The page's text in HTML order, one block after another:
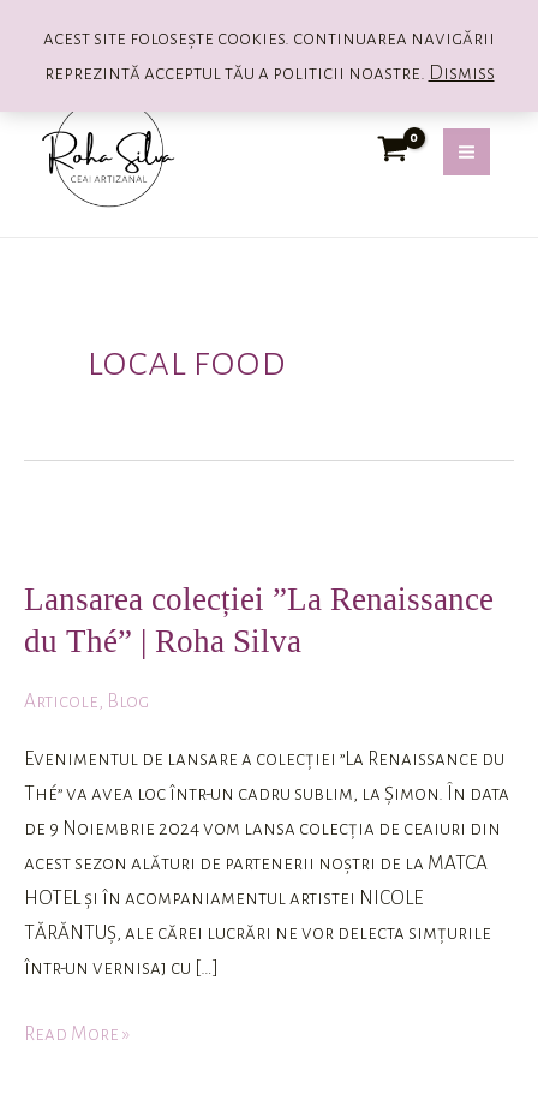
acest site folosește cookies. continuarea navigării
reprezintă acceptul tău a politicii noastre.
Dismiss
content
local food
Lansarea colecției ”La Renaissance
du Thé” | Roha Silva
Articole Blog
Evenimentul de lansare a colecției ”La Renaissance du
Thé” va avea loc într-un cadru sublim, la Șimon. În data
de 9 Noiembrie 2024 vom lansa colecția de ceaiuri din
acest sezon alături de partenerii noștri de la MATCA
HOTEL și în acompaniamentul artistei NICOLE
TĂRĂNTUȘ, ale cărei lucrări ne vor delecta simțurile
într-un vernisaj cu […]
”La
Renaissance
Thé”
Read More »